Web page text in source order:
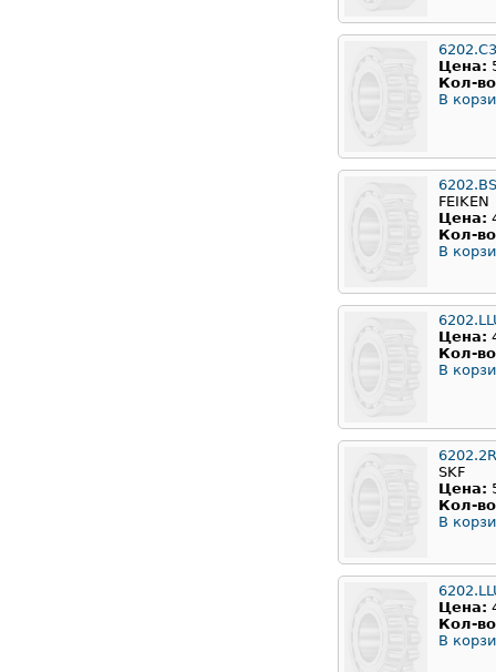
6202.C3
Цена:
Кол-
В
FEIKEN
Цена:
Кол-
В
Цена:
Кол-
В
SKF
Цена:
Кол-
В
Цена:
Кол-
В